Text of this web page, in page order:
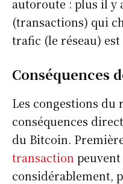
autoroute : plus il y
(transactions) qui
trafic (le réseau)
Conséquences
Les congestions du
conséquences
du Bitcoin.
transaction peuvent
considérablement,